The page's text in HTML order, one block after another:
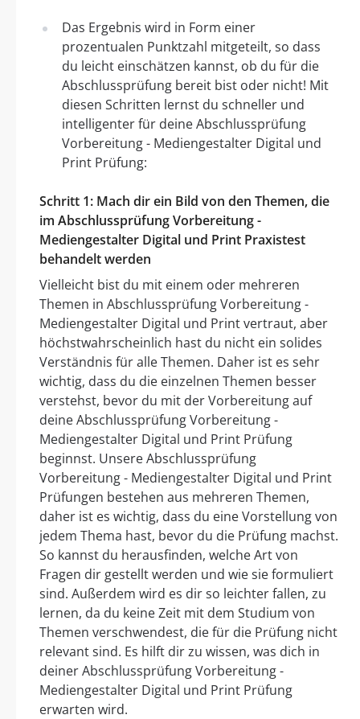
Das Ergebnis wird in Form einer
prozentualen Punktzahl mitgeteilt, so dass
du leicht einschätzen kannst, ob du für die
Abschlussprüfung bereit bist oder nicht! Mit
diesen Schritten lernst du schneller und
intelligenter für deine Abschlussprüfung
Vorbereitung - Mediengestalter Digital und
Print Prüfung:
Schritt 1: Mach dir ein Bild von den Themen, die
im Abschlussprüfung Vorbereitung -
Mediengestalter Digital und Print Praxistest
behandelt werden
Vielleicht bist du mit einem oder mehreren
Themen in Abschlussprüfung Vorbereitung -
Mediengestalter Digital und Print vertraut, aber
höchstwahrscheinlich hast du nicht ein solides
Verständnis für alle Themen. Daher ist es sehr
wichtig, dass du die einzelnen Themen besser
verstehst, bevor du mit der Vorbereitung auf
deine Abschlussprüfung Vorbereitung -
Mediengestalter Digital und Print Prüfung
beginnst. Unsere Abschlussprüfung
Vorbereitung - Mediengestalter Digital und Print
Prüfungen bestehen aus mehreren Themen,
daher ist es wichtig, dass du eine Vorstellung von
jedem Thema hast, bevor du die Prüfung machst.
So kannst du herausfinden, welche Art von
Fragen dir gestellt werden und wie sie formuliert
sind. Außerdem wird es dir so leichter fallen, zu
lernen, da du keine Zeit mit dem Studium von
Themen verschwendest, die für die Prüfung nicht
relevant sind. Es hilft dir zu wissen, was dich in
deiner Abschlussprüfung Vorbereitung -
Mediengestalter Digital und Print Prüfung
erwarten wird.